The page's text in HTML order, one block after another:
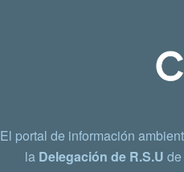
El portal de información
la Delegación de R.S.U de